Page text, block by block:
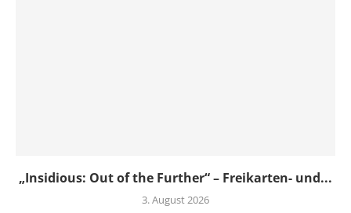
„Insidious: Out of the Further“ – Freikarten- und...
3. August 2026